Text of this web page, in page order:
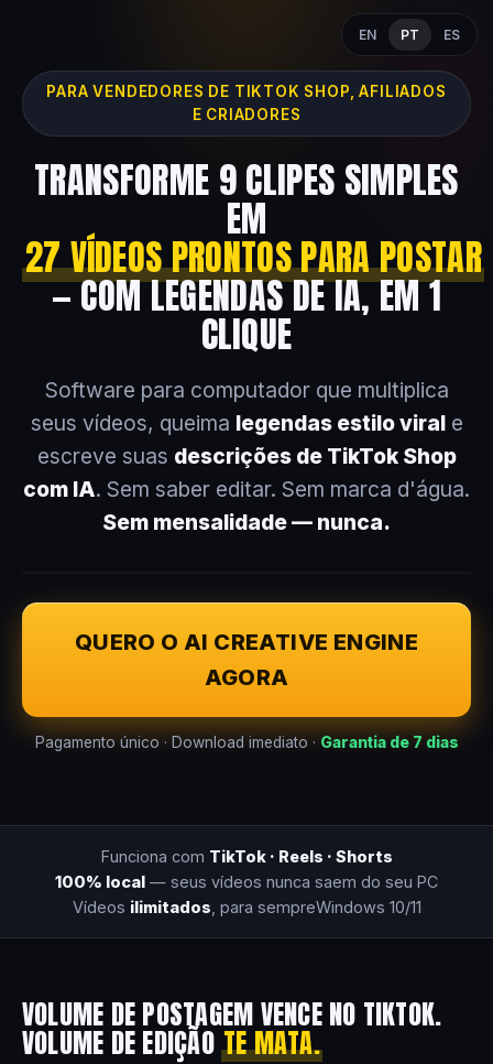
EN PT ES
PARA VENDEDORES DE TIKTOK SHOP, AFILIADOS
E CRIADORES
TRANSFORME 9 CLIPES SIMPLES
EM
27 VÍDEOS PRONTOS PARA POSTAR
— COM LEGENDAS DE IA, EM 1
CLIQUE
Software para computador que multiplica
seus vídeos, queima legendas estilo virale
escreve suas descrições de TikTok Shop
com IA. Sem saber editar. Sem marca d'água.
Sem mensalidade — nunca.
QUERO O AI CREATIVE ENGINE
AGORA
Pagamento único · Download imediato · Garantia de 7 dias
Funciona com TikTok · Reels · Shorts
100% local — seus vídeos nunca saem do seu PC
Vídeos ilimitados , para sempreWindows 10/11
VOLUME DE POSTAGEM VENCE NO TIKTOK.
VOLUME DE EDIÇÃOTE MATA.